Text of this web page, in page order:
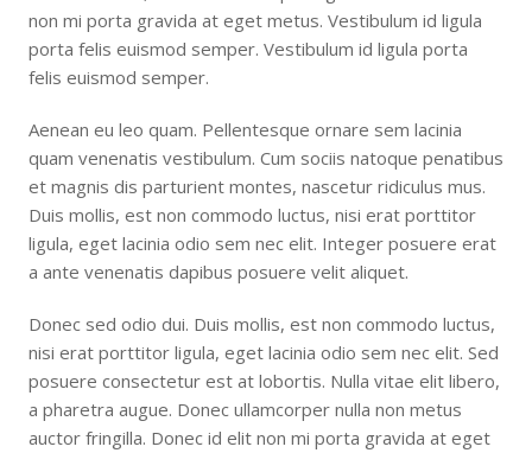
non mi porta gravida at eget metus. Vestibulum id ligula
porta felis euismod semper. Vestibulum id ligula porta
felis euismod semper.
Aenean eu leo quam. Pellentesque ornare sem lacinia
quam venenatis vestibulum. Cum sociis natoque penatibus
et magnis dis parturient montes, nascetur ridiculus mus.
Duis mollis, est non commodo luctus, nisi erat porttitor
ligula, eget lacinia odio sem nec elit. Integer posuere erat
a ante venenatis dapibus posuere velit aliquet.
Donec sed odio dui. Duis mollis, est non commodo luctus,
nisi erat porttitor ligula, eget lacinia odio sem nec elit. Sed
posuere consectetur est at lobortis. Nulla vitae elit libero,
a pharetra augue. Donec ullamcorper nulla non metus
auctor fringilla. Donec id elit non mi porta gravida at eget